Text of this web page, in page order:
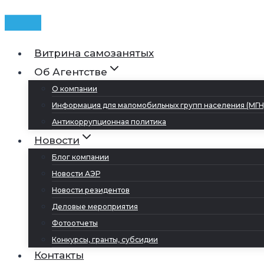
Витрина самозанятых
Об Агентстве
О компании
Информация для маломобильных групп населения
Антикоррупционная политика
Новости
Блог компании
Новости АЭР
Новости резидентов
Деловые мероприятия
Фотоотчеты
Конкурсы, гранты, субсидии
Контакты